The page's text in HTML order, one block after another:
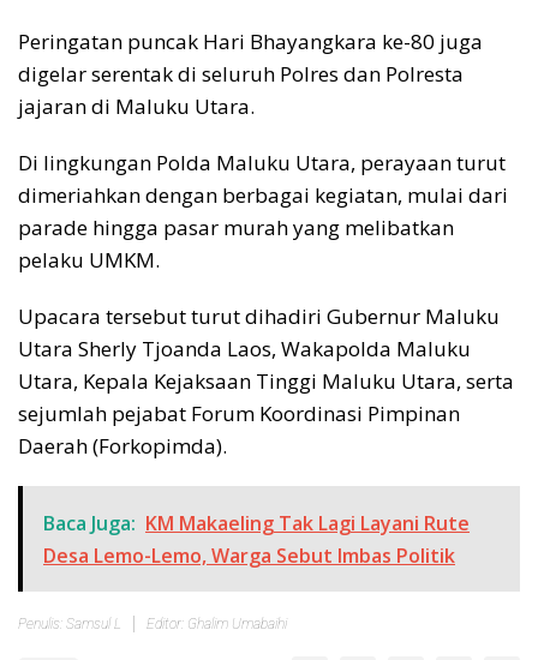
Peringatan puncak Hari Bhayangkara ke-80 juga
digelar serentak di seluruh Polres dan Polresta
jajaran di Maluku Utara.
Di lingkungan Polda Maluku Utara, perayaan turut
dimeriahkan dengan berbagai kegiatan, mulai dari
parade hingga pasar murah yang melibatkan
pelaku UMKM.
Upacara tersebut turut dihadiri Gubernur Maluku
Utara Sherly Tjoanda Laos, Wakapolda Maluku
Utara, Kepala Kejaksaan Tinggi Maluku Utara, serta
sejumlah pejabat Forum Koordinasi Pimpinan
Daerah (Forkopimda).
Baca Juga: KM Makaeling Tak Lagi Layani Rute
Desa Lemo-Lemo, Warga Sebut Imbas Politik
Penulis: Samsul L Editor: Ghalim Umabaihi